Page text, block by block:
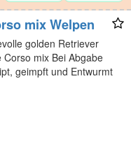
mix Welpen
golden Retriever
Corso mix Bei Abgabe
geimpft und Entwurmt